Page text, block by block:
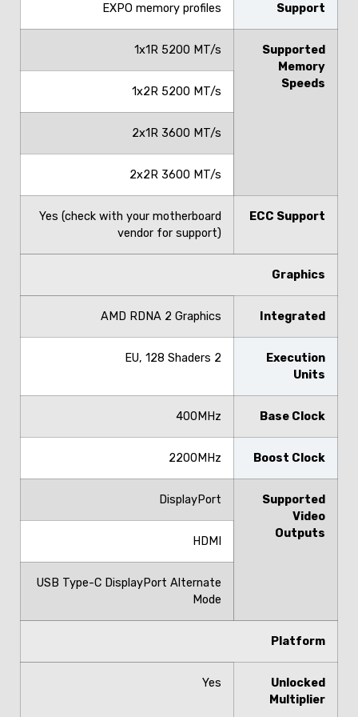
Support
EXPO memory profiles
Supported
Memory
Speeds
1x1R 5200 MT/s
1x2R 5200 MT/s
2x1R 3600 MT/s
2x2R 3600 MT/s
ECC Support
Yes (check with your motherboard
vendor for support)
Graphics
Integrated
AMD RDNA 2 Graphics
Execution
Units
2 EU, 128 Shaders
Base Clock
400MHz
Boost Clock
2200MHz
Supported
Video
Outputs
DisplayPort
HDMI
USB Type-C DisplayPort Alternate
Mode
Platform
Unlocked
Multiplier
Yes